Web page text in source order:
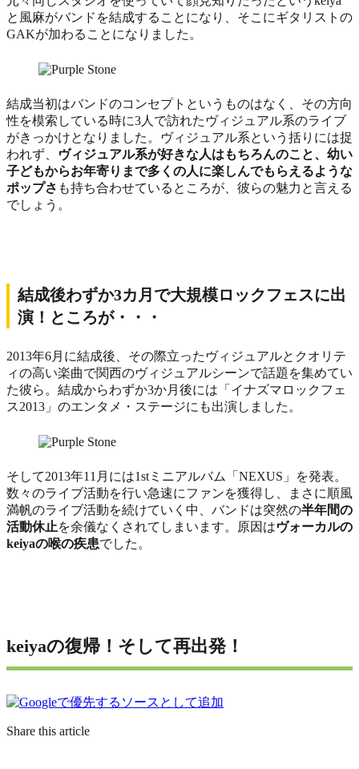
と風麻がバンドを結成することになり、そこにギタリストの
GAKが加わることになりました。
結成当初はバンドのコンセプトというものはなく、その方向
性を模索している時に3人で訪れたヴィジュアル系のライブ
がきっかけとなりました。ヴィジュアル系という括りには捉
われず、
ヴィジュアル系が好きな人はもちろんのこと、幼い
子どもからお年寄りまで多くの人に楽しんでもらえるような
ポップさ も持ち合わせているところが、彼らの魅力と言える
でしょう。
結成後わずか3カ月で大規模ロックフェスに出
演！ところが・・・
2013年6月に結成後、その際立ったヴィジュアルとクオリテ
ィの高い楽曲で関西のヴィジュアルシーンで話題を集めてい
た彼ら。結成からわずか3か月後には「 イナズマロックフェ
ス2013 」のエンタメ・ステージにも出演しました。
そして2013年11月には1stミニアルバム「 NEXUS 」を発表。
数々のライブ活動を行い急速にファンを獲得し、まさに順風
満帆のライブ活動を続けていく中、バンドは突然の半年間の
活動休止を余儀なくされてしまいます。原因はヴォーカルの
keiyaの喉の疾患でした。
keiyaの復帰！そして再出発！
Share this article